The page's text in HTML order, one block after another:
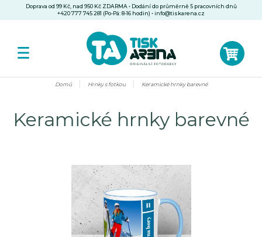
Doprava od 99 Kč, nad 950 Kč ZDARMA • Dodání do průměrně 5 pracovních dnů
+420 777 745 281 (Po-Pá: 8-16 hodin) •info@tiskarena.cz
Domů Hrnky s fotkou Keramické hrnky barevné
Keramické hrnky barevné